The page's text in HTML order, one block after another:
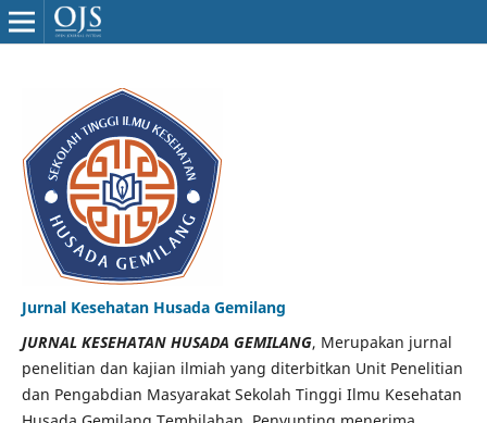
Jurnal Kesehatan Husada Gemilang
JURNAL KESEHATAN HUSADA GEMILANG, Merupakan jurnal
penelitian dan kajian ilmiah yang diterbitkan Unit Penelitian
dan Pengabdian Masyarakat Sekolah Tinggi Ilmu Kesehatan